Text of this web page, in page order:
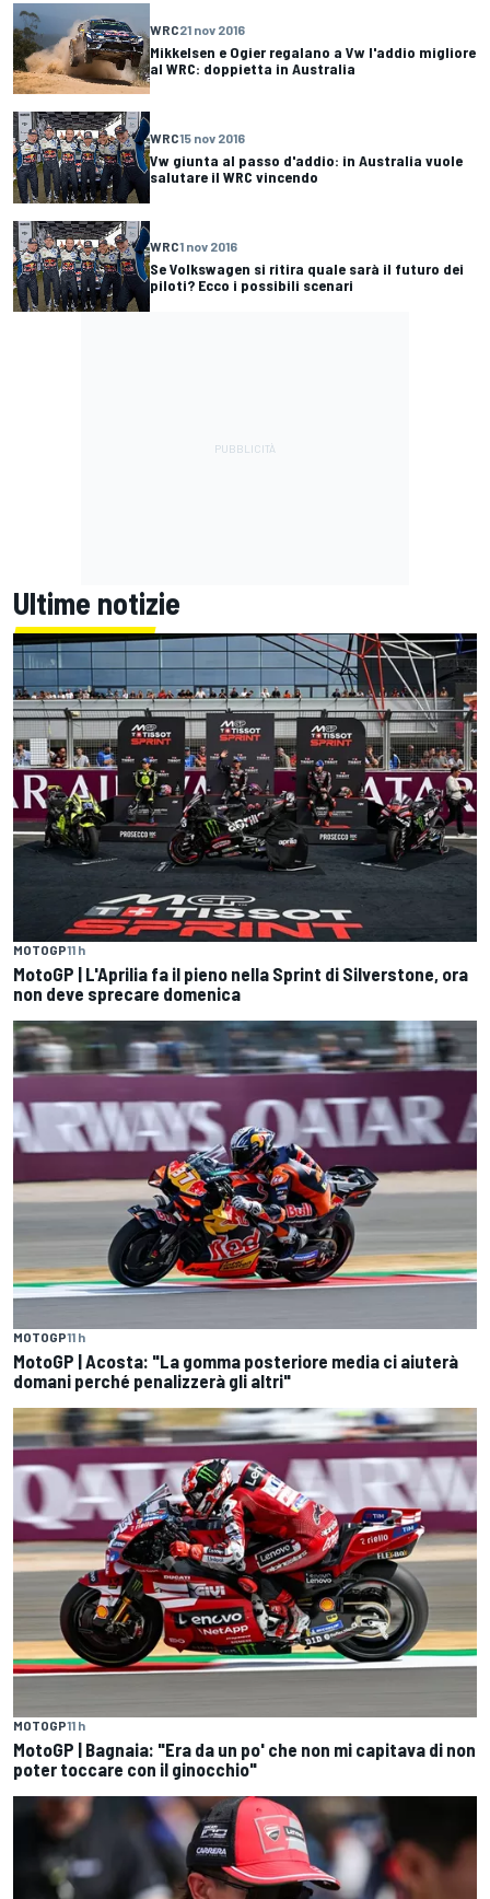
WRC21 nov 2016
Mikkelsen e Ogier regalano a Vw l'addio migliore
al WRC: doppietta in Australia
WRC15 nov 2016
Vw giunta al passo d'addio: in Australia vuole
salutare il WRC vincendo
WRC1 nov 2016
Se Volkswagen si ritira quale sarà il futuro dei
piloti? Ecco i possibili scenari
Ultime notizie
MOTOGP11 h
MotoGP | L'Aprilia fa il pieno nella Sprint di Silverstone, ora
non deve sprecare domenica
MOTOGP11 h
MotoGP | Acosta: "La gomma posteriore media ci aiuterà
domani perché penalizzerà gli altri"
MOTOGP11 h
MotoGP | Bagnaia: "Era da un po' che non mi capitava di non
poter toccare con il ginocchio"